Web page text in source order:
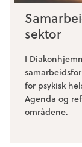
sektor
I
for psykisk
Agenda og
områdene.